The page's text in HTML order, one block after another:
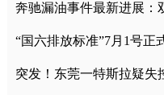
突发！东莞一特斯拉疑失